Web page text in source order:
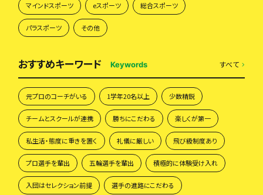
マインドスポーツ eスポーツ 総合スポーツ
パラスポーツ その他
おすすめキーワード Keywords すべて
元プロのコーチがいる 1学年20名以上 少数精鋭
チームとスクールが連携 勝ちにこだわる 楽しくが第一
私生活・態度に重きを置く 礼儀に厳しい 飛び級制度あり
プロ選手を輩出 五輪選手を輩出 積極的に体験受け入れ
入団はセレクション前提 選手の進路にこだわる